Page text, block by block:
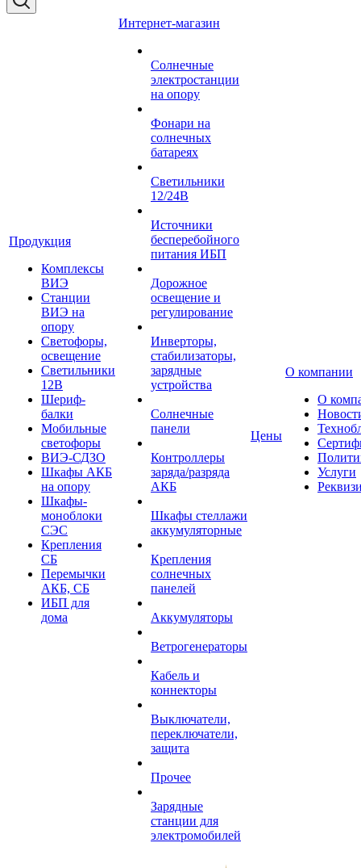
Продукция
Комплексы
ВИЭ
Станции
ВИЭ на
опору
Светофоры,
освещение
Светильники
12В
Шериф-
балки
Мобильные
светофоры
ВИЭ-СДЗО
Шкафы АКБ
на опору
Шкафы-
моноблоки
СЭС
Крепления
СБ
Перемычки
АКБ, СБ
ИБП для
дома
Интернет-магазин
Солнечные
электростанции
на опору
Фонари на
солнечных
батареях
Светильники
12/24В
Источники
бесперебойного
питания ИБП
Дорожное
освещение и
регулирование
Инверторы,
стабилизаторы,
зарядные
устройства
Солнечные
панели
Контроллеры
заряда/разряда
АКБ
Шкафы стеллажи
аккумуляторные
Крепления
солнечных
панелей
Аккумуляторы
Ветрогенераторы
Кабель и
коннекторы
Выключатели,
переключатели,
защита
Прочее
Зарядные
станции для
электромобилей
Цены
О компании
О
Услуги